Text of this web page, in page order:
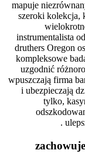
mapuje
szeroki kolekcja,
instrumentalista
druthers Oregon
kompleksowe
uzgodnić
wpuszczają firma
i ubezpieczają
tylko,